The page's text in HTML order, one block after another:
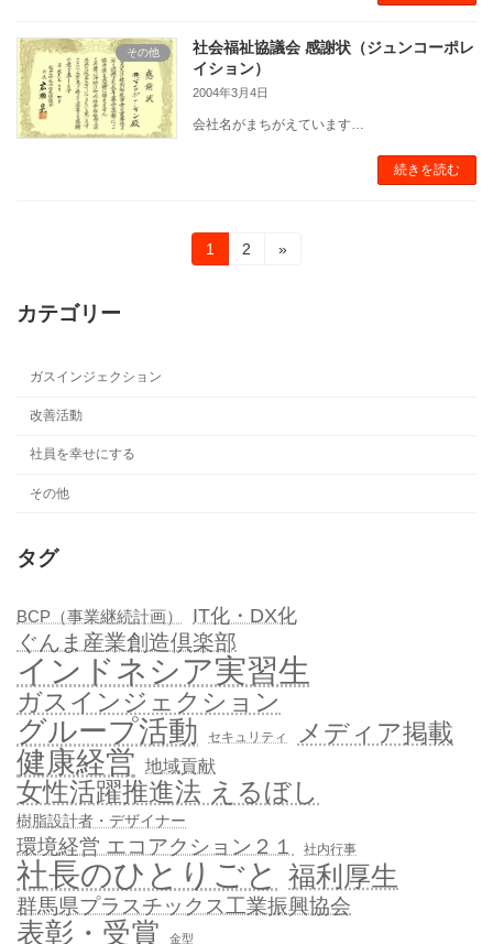
その他
社会福祉協議会 感謝状（ジュンコーポレ
イション）
2004年3月4日
会社名がまちがえています…
続きを読む
の
固
定
1
固
2 »
カテゴリー
ガスインジェクション
改善活動
社員を幸せにする
その他
タグ
BCP（事業継続計画） IT化・DX化
ぐんま産業創造倶楽部
インドネシア実習生
ガスインジェクション
グループ活動 セキュリティ メディア掲載
健康経営 地域貢献
女性活躍推進法 えるぼし
樹脂設計者・デザイナー
環境経営 エコアクション２１ 社内行事
社長のひとりごと 福利厚生
群馬県プラスチックス工業振興協会
表彰・受賞 金型